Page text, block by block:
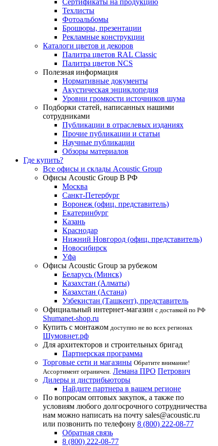
Сертификаты на продукцию
Техлисты
Фотоальбомы
Брошюры, презентации
Рекламные конструкции
Каталоги цветов и декоров
Палитра цветов RAL Сlassic
Палитра цветов NCS
Полезная информация
Нормативные документы
Акустическая энциклопедия
Уровни громкости источников шума
Подборки статей, написанных нашими
сотрудниками
Публикации в отраслевых изданиях
Прочие публикации и статьи
Научные публикации
Обзоры материалов
Где купить?
Все офисы и склады Acoustic Group
Офисы Acoustic Group В РФ
Москва
Санкт-Петербург
Воронеж (офиц. представитель)
Екатеринбург
Казань
Краснодар
Нижний Новгород (офиц. представитель)
Новосибирск
Уфа
Офисы Acoustic Group за рубежом
Беларусь (Минск)
Казахстан (Алматы)
Казахстан (Астана)
Узбекистан (Ташкент), представитель
Официальный интернет-магазин с доставкой по РФ
Shumanet-shop.ru
Купить с монтажом доступно не во всех регионах
Шумовнет.рф
Для архитекторов и строительных бригад
Партнерская программа
Торговые сети и магазины Обратите внимание!
Ассортимент ограничен. Лемана ПРО Петрович
Дилеры и дистрибьюторы
Найдите партнера в вашем регионе
По вопросам оптовых закупок, а также по
условиям любого долгосрочного сотрудничества
нам можно написать на почту sales@acoustic.ru
или позвонить по телефону 8 (800) 222-08-77
Обратная связь
8 (800) 222-08-77